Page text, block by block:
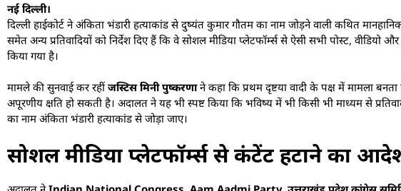
नई दिल्ली।
दिल्ली हाईकोर्ट ने अंकिता भंडारी हत्याकांड से दुष्यंत कुमार गौतम का नाम जोड़ने वाली कथित
समेत अन्य प्रतिवादियों को निर्देश दिए हैं कि वे सोशल मीडिया प्लेटफॉर्म्स से ऐसी सभी पोस्ट,
किया गया है।
मामले की सुनवाई कर रहीं जस्टिस मिनी पुष्करणाने कहा कि प्रथम दृष्टया वादी के पक्ष में मामला
अपूरणीय क्षति हो सकती है। अदालत ने यह भी स्पष्ट किया कि भविष्य में भी किसी भी माध्यम से
का नाम अंकिता भंडारी हत्याकांड से जोड़ा जाए।
सोशल मीडिया प्लेटफॉर्म्स से कंटेंट हटाने का